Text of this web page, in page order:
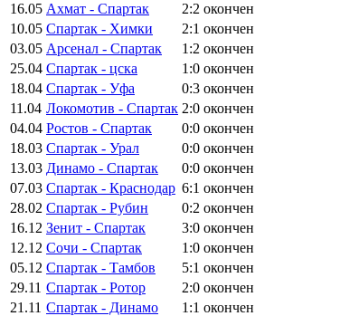
16.05 Ахмат - Спартак 2:2 окончен
10.05 Спартак - Химки 2:1 окончен
03.05 Арсенал - Спартак 1:2 окончен
25.04 Спартак - цска 1:0 окончен
18.04 Спартак - Уфа 0:3 окончен
11.04 Локомотив - Спартак 2:0 окончен
04.04 Ростов - Спартак 0:0 окончен
18.03 Спартак - Урал 0:0 окончен
13.03 Динамо - Спартак 0:0 окончен
07.03 Спартак - Краснодар 6:1 окончен
28.02 Спартак - Рубин 0:2 окончен
16.12 Зенит - Спартак 3:0 окончен
12.12 Сочи - Спартак 1:0 окончен
05.12 Спартак - Тамбов 5:1 окончен
29.11 Спартак - Ротор 2:0 окончен
21.11 Спартак - Динамо 1:1 окончен